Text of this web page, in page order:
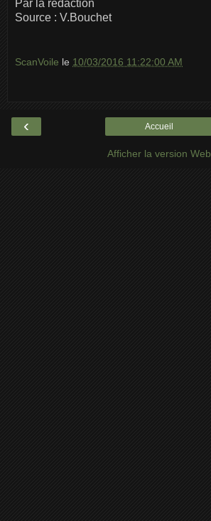
Par la rédaction
Source : V.Bouchet
ScanVoile le 10/03/2016 11:22:00 AM
‹ Accueil
Afficher la version Web